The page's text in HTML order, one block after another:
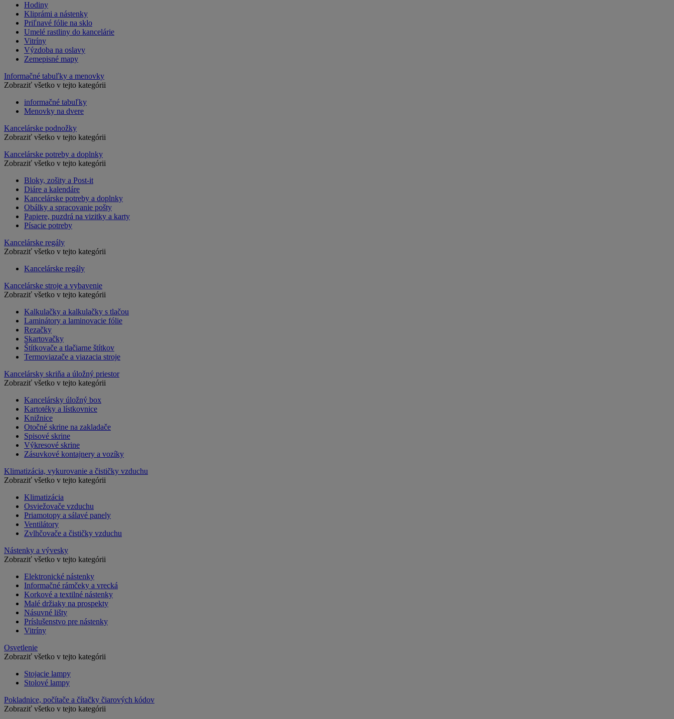
Hodiny
Kliprámi a nástenky
Priľnavé fólie na sklo
Umelé rastliny do kancelárie
Vitríny
Výzdoba na oslavy
Zemepisné mapy
Informačné tabuľky a menovky
Zobraziť všetko v tejto kategórii
informačné tabuľky
Menovky na dvere
Kancelárske podnožky
Zobraziť všetko v tejto kategórii
Kancelárske potreby a doplnky
Zobraziť všetko v tejto kategórii
Bloky, zošity a Post-it
Diáre a kalendáre
Kancelárske potreby a doplnky
Obálky a spracovanie pošty
Papiere, puzdrá na vizitky a karty
Písacie potreby
Kancelárske regály
Zobraziť všetko v tejto kategórii
Kancelárske regály
Kancelárske stroje a vybavenie
Zobraziť všetko v tejto kategórii
Kalkulačky a kalkulačky s tlačou
Laminátory a laminovacie fólie
Rezačky
Skartovačky
Štítkovače a tlačiarne štítkov
Termoviazače a viazacia stroje
Kancelársky skriňa a úložný priestor
Zobraziť všetko v tejto kategórii
Kancelársky úložný box
Kartotéky a lístkovnice
Knižnice
Otočné skrine na zakladače
Spisové skrine
Výkresové skrine
Zásuvkové kontajnery a vozíky
Klimatizácia, vykurovanie a čističky vzduchu
Zobraziť všetko v tejto kategórii
Klimatizácia
Osviežovače vzduchu
Priamotopy a sálavé panely
Ventilátory
Zvlhčovače a čističky vzduchu
Nástenky a vývesky
Zobraziť všetko v tejto kategórii
Elektronické nástenky
Informačné rámčeky a vrecká
Korkové a textilné nástenky
Malé držiaky na prospekty
Násuvné lišty
Príslušenstvo pre nástenky
Vitríny
Osvetlenie
Zobraziť všetko v tejto kategórii
Stojacie lampy
Stolové lampy
Pokladnice, počítače a čítačky čiarových kódov
Zobraziť všetko v tejto kategórii